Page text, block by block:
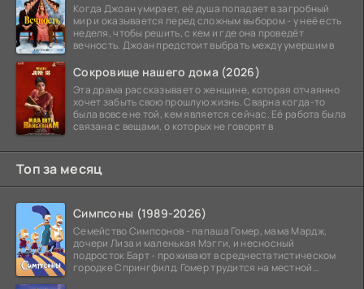
Когда Джоан умирает, её душа попадает в загробный
мир и оказывается перед сложным выбором - у неё есть
неделя, чтобы решить, с кем и где она проведёт
вечность. Джоан предстоит выбрать между умершим в
Сокровище нашего дома (2026)
Эта драма рассказывает о женщине, которая отчаянно
хочет забыть свою прошлую жизнь. Сварна когда-то
была вовсе не той, кем является сейчас. Её работа была
связана с вещами, о которых не говорят в
Топ за месяц
Симпсоны (1989-2026)
Семейство Симпсонов - папаша Гомер, мама Мардж,
дочери Лиза и маленькая Мэгги, и несносный
подросток Барт - проживают в среднестатистическом
городке Спрингфилд. Гомер трудится на местной